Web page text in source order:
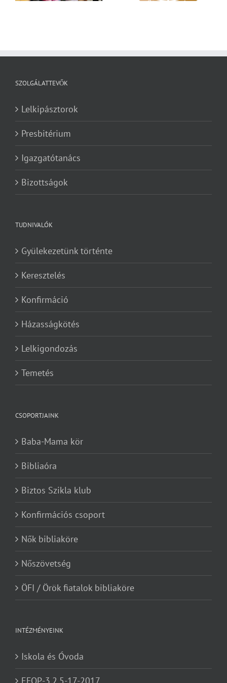
SZOLGÁLATTEVŐK
Lelkipásztorok
Presbitérium
Igazgatótanács
Bizottságok
TUDNIVALÓK
Gyülekezetünk történte
Keresztelés
Konfirmáció
Házasságkötés
Lelkigondozás
Temetés
CSOPORTJAINK
Baba-Mama kör
Bibliaóra
Biztos Szikla klub
Konfirmációs csoport
Nők bibliaköre
Nőszövetség
ÖFI / Örök fiatalok bibliaköre
INTÉZMÉNYEINK
Iskola és Óvoda
EFOP-3.2.5-17-2017